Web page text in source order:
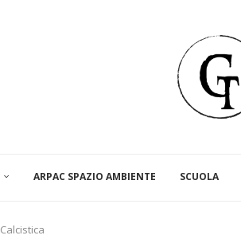
ARPAC SPAZIO AMBIENTE SCUOLA
Calcistica